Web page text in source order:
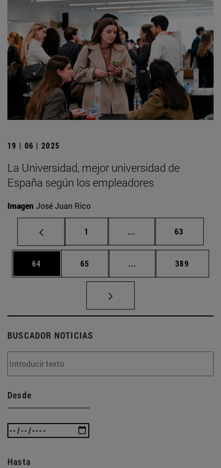
19 | 06 | 2025
La Universidad, mejor universidad de
España según los empleadores
Imagen José Juan Rico
Página
1 ... Páginas intermedias
Página
63
Página
64 Página
65 ... Páginas intermedias
Página
389
BUSCADOR NOTICIAS
Desde
Hasta